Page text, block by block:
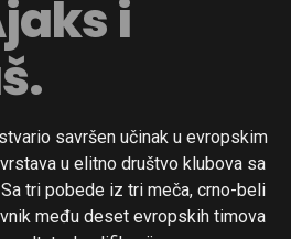
i
savršen učinak u evropskim
u elitno društvo klubova sa
tri pobede iz tri meča, crno-beli
među deset evropskih timova